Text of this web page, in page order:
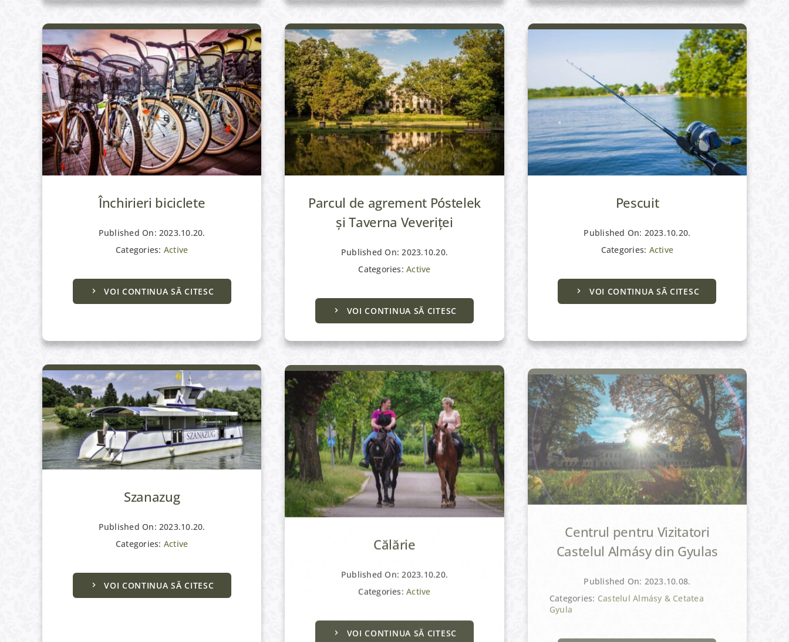
Închirieri biciclete
Published On: 2023.10.20.
Categories: Active
VOI CONTINUA SĂ CITESC
Parcul de agrement Póstelek
și Taverna Veveriței
Published On: 2023.10.20.
Categories:Active
VOI CONTINUA SĂ CITESC
Pescuit
Published On: 2023.10.20.
Categories: Active
VOI CONTINUA SĂ CITESC
Szanazug
Published On: 2023.10.20.
Categories: Active
VOI CONTINUA SĂ CITESC
Active
Călărie
Published On: 2023.10.20.
Categories:Active
VOI CONTINUA SĂ CITESC
Centrul pentru Vizitatori
Castelul Almásy din Gyulas
Published On: 2023.10.08.
Categories: Castelul Almásy & Cetatea
Gyula